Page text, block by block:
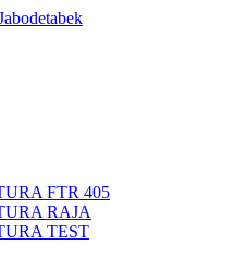
FTR 405
RAJA
TEST